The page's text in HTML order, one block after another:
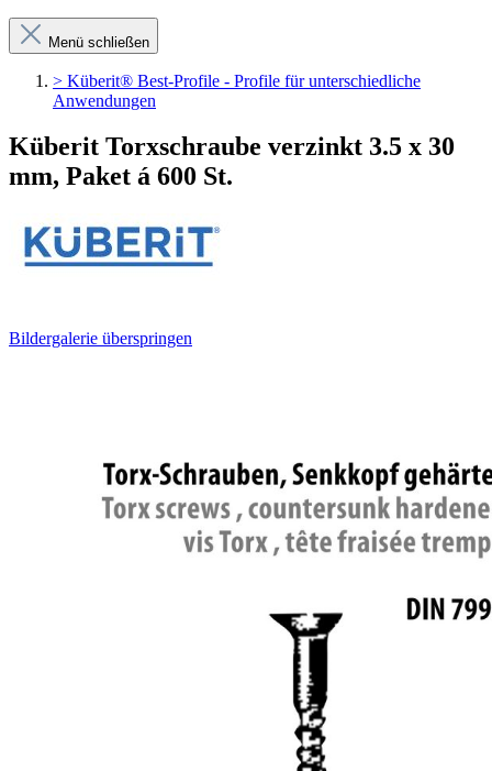
Menü schließen
> Küberit® Best-Profile - Profile für unterschiedliche
Anwendungen
Küberit Torxschraube verzinkt 3.5 x 30
mm, Paket á 600 St.
Bildergalerie überspringen